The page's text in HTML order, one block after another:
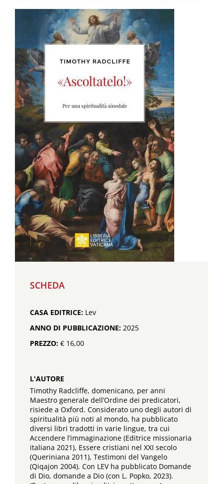
SCHEDA
CASA EDITRICE: Lev
ANNO DI PUBBLICAZIONE: 2025
PREZZO: € 16,00
L'AUTORE
Timothy Radcliffe, domenicano, per anni
Maestro generale dell’Ordine dei predicatori,
risiede a Oxford. Considerato uno degli autori di
spiritualità più noti al mondo, ha pubblicato
diversi libri tradotti in varie lingue, tra cui
Accendere l’immaginazione (Editrice missionaria
italiana 2021), Essere cristiani nel XXI secolo
(Queriniana 2011), Testimoni del Vangelo
(Qiqajon 2004). Con LEV ha pubblicato Domande
di Dio, domande a Dio (con L. Popko, 2023).